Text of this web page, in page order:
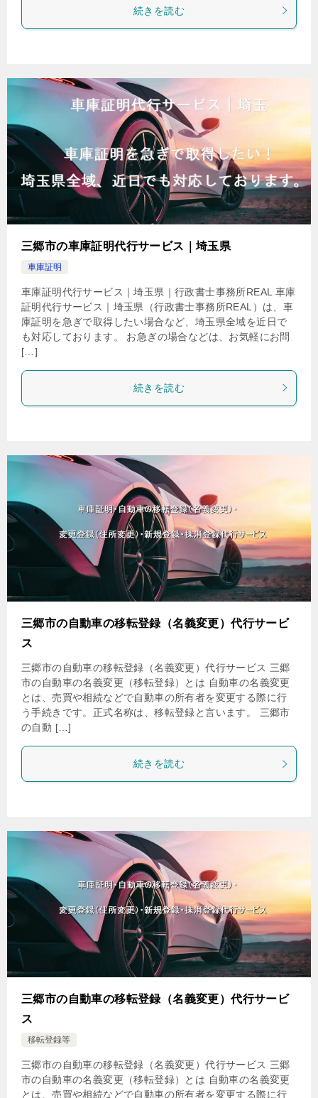
続きを読む
三郷市の車庫証明代行サービス｜埼玉県
車庫証明
車庫証明代行サービス｜埼玉県｜行政書士事務所REAL 車庫
証明代行サービス｜埼玉県（行政書士事務所REAL）は、車
庫証明を急ぎで取得したい場合など、埼玉県全域を近日で
も対応しております。 お急ぎの場合などは、お気軽にお問
[…]
続きを読む
三郷市の自動車の移転登録（名義変更）代行サービ
ス
三郷市の自動車の移転登録（名義変更）代行サービス 三郷
市の自動車の名義変更（移転登録）とは 自動車の名義変更
とは、売買や相続などで自動車の所有者を変更する際に行
う手続きです。正式名称は、移転登録と言います。 三郷市
の自動 […]
続きを読む
三郷市の自動車の移転登録（名義変更）代行サービ
ス
移転登録等
三郷市の自動車の移転登録（名義変更）代行サービス 三郷
市の自動車の名義変更（移転登録）とは 自動車の名義変更
とは、売買や相続などで自動車の所有者を変更する際に行